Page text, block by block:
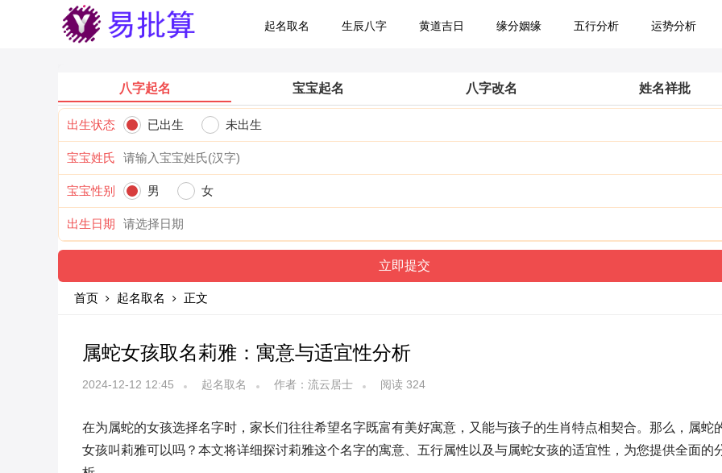
起名取名 生辰八字 黄道吉日 缘分姻缘 五行分析 运势分析
八字起名 宝宝起名 八字改名 姓名祥批
出生状态 已出生 未出生
宝宝姓氏
宝宝性别 男 女
出生日期
首页 起名取名 正文
属蛇女孩取名莉雅：寓意与适宜性分析
2024-12-12 12:45 起名取名 作者：流云居士 阅读 324
在为属蛇的女孩选择名字时，家长们往往希望名字既富有美好寓意，又能与孩子的生肖特点相契合。那么，属蛇
女孩叫莉雅可以吗？本文将详细探讨莉雅这个名字的寓意、五行属性以及与属蛇女孩的适宜性，为您提供全面的